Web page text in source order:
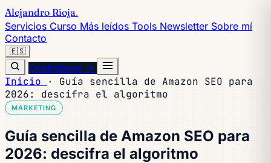
Alejandro Rioja.
Servicios Curso Más leídos Tools Newsletter Sobre mí
Contacto
🇪🇸
Contrátame →
Inicio ·
Guía sencilla de Amazon SEO para
2026: descifra el algoritmo
MARKETING
Guía sencilla de Amazon SEO para
2026: descifra el algoritmo